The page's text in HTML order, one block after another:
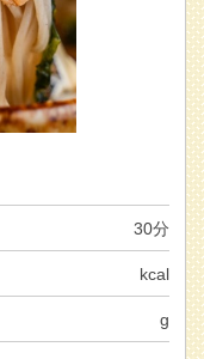
30分
kcal
g